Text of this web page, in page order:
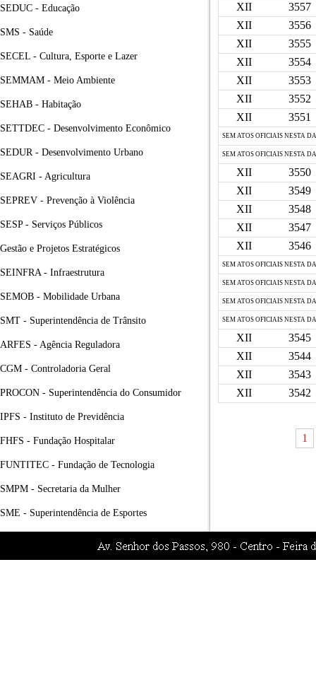
SEDUC - Educação
SMS - Saúde
SECEL - Cultura, Esporte e Lazer
SEMMAM - Meio Ambiente
SEHAB - Habitação
SETTDEC - Desenvolvimento Econômico
SEDUR - Desenvolvimento Urbano
SEAGRI - Agricultura
SEPREV - Prevenção à Violência
SESP - Serviços Públicos
Gestão e Projetos Estratégicos
SEINFRA - Infraestrutura
SEMOB - Mobilidade Urbana
SMT - Superintendência de Trânsito
ARFES - Agência Reguladora
CGM - Controladoria Geral
PROCON - Superintendência do Consumidor
IPFS - Instituto de Previdência
FHFS - Fundação Hospitalar
FUNTITEC - Fundação de Tecnologia
SMPM - Secretaria da Mulher
SME - Superintendência de Esportes
XII
3557
XII
3556
XII
3555
XII
3554
XII
3553
XII
3552
XII
3551
SEM ATOS OFICIAIS NESTA
SEM ATOS OFICIAIS NESTA
XII
3550
XII
3549
XII
3548
XII
3547
XII
3546
SEM ATOS OFICIAIS NESTA
SEM ATOS OFICIAIS NESTA
SEM ATOS OFICIAIS NESTA
SEM ATOS OFICIAIS NESTA
XII
3545
XII
3544
XII
3543
XII
3542
1